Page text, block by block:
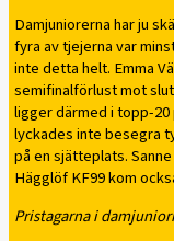
Damjuniorerna har ju
fyra av tjejerna var
inte detta helt. Emma
semifinalförlust mot
ligger därmed i topp-20
lyckades inte besegra
på en sjätteplats.
Hägglöf KF99 kom
Pristagarna i